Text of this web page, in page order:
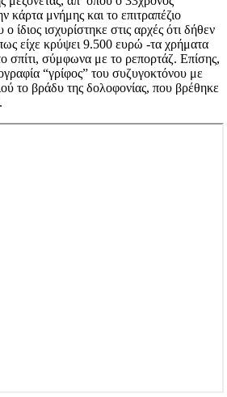
κάρτα μνήμης και το επιτραπέζιο
ίδιος ισχυρίστηκε στις αρχές ότι δήθεν
είχε κρύψει 9.500 ευρώ -τα χρήματα
σπίτι, σύμφωνα με το ρεπορτάζ. Επίσης,
“γρίφος” του συζυγοκτόνου με
το βράδυ της δολοφονίας, που βρέθηκε